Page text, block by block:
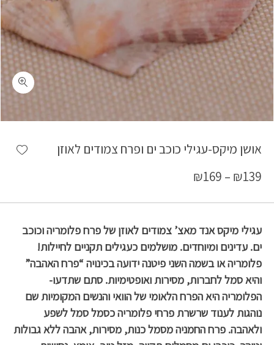
אושן מיקס-עגילי כוכב ים ופרח צמודים לאוזן
₪139
–
₪169
עגילי מיקס אנד מאצ’ צמודים לאוזן של פרח פלומריה וכוכב
ים. עדינים ומיוחדים. מושלמים כעגילים תקניים לחיילות!
פלומריה או בשמה השני פיטנה ידועה בכינויה “פרח האהבה”
והיא סמל לחברות, מסירות ואופטימיות. סתם שתדעו-
הפלומריה היא הפרח הלאומי של הוואי והנשים המקומיות שם
נוהגות לענוד שרשרת פרחי פלומריה כסמל סמל לשפע
ולאהבה. פרח החמניה מסמל כנות, מסירות, אהבה ללא גבולות